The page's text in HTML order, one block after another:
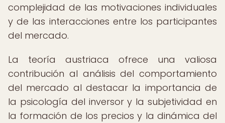
complejidad de las motivaciones individuales
y de las interacciones entre los participantes
del mercado.
La teoría austriaca ofrece una valiosa
contribución al análisis del comportamiento
del mercado al destacar la importancia de
la psicología del inversor y la subjetividad en
la formación de los precios y la dinámica del